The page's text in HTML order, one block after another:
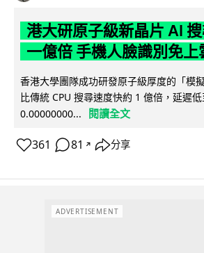
港大研原子級新晶片 AI
一億倍 手機人臉識別免上
香港大學團隊成功研發原子級厚度的「模
比傳統 CPU 搜尋速度快約 1 億倍，延遲
0.00000000...
閱讀全文
361 81 ↗ 分享
ADVERTISEMENT